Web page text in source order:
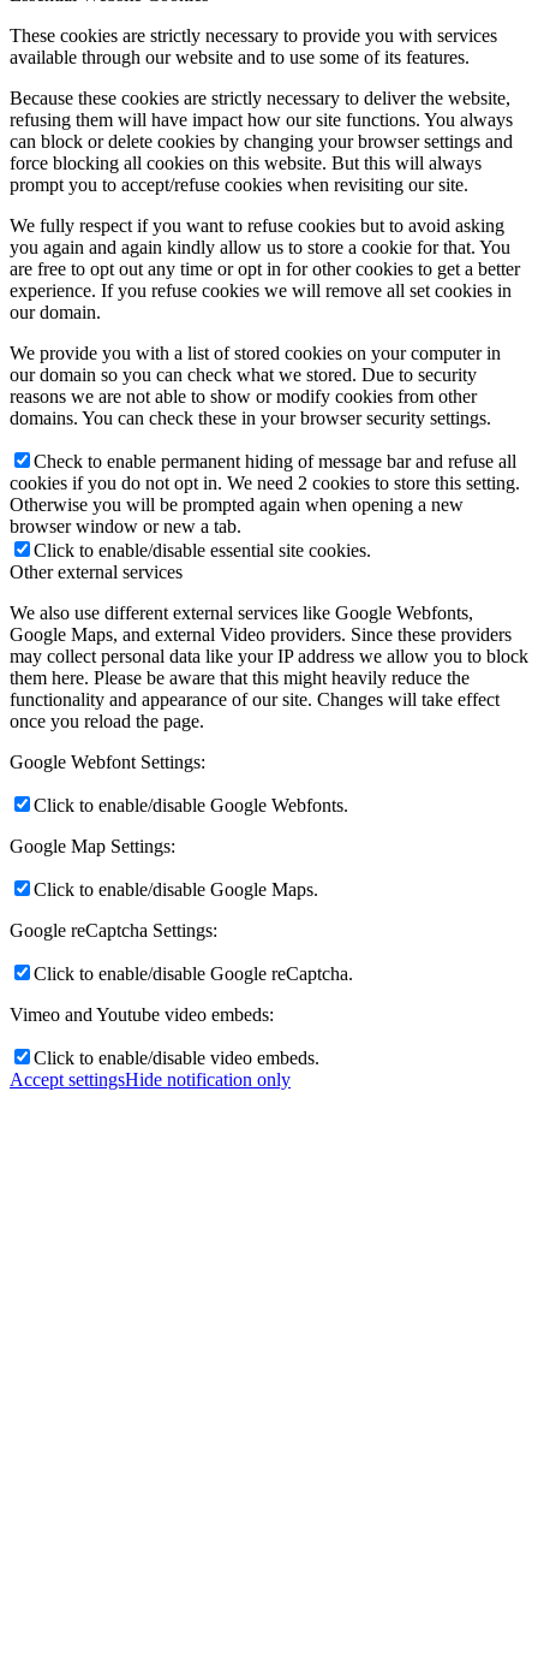
These cookies are strictly necessary to provide you with services
available through our website and to use some of its features.
Because these cookies are strictly necessary to deliver the website,
refusing them will have impact how our site functions. You always
can block or delete cookies by changing your browser settings and
force blocking all cookies on this website. But this will always
prompt you to accept/refuse cookies when revisiting our site.
We fully respect if you want to refuse cookies but to avoid asking
you again and again kindly allow us to store a cookie for that. You
are free to opt out any time or opt in for other cookies to get a better
experience. If you refuse cookies we will remove all set cookies in
our domain.
We provide you with a list of stored cookies on your computer in
our domain so you can check what we stored. Due to security
reasons we are not able to show or modify cookies from other
domains. You can check these in your browser security settings.
Check to enable permanent hiding of message bar and refuse all
cookies if you do not opt in. We need 2 cookies to store this setting.
Otherwise you will be prompted again when opening a new
browser window or new a tab.
Click to enable/disable essential site cookies.
Other external services
We also use different external services like Google Webfonts,
Google Maps, and external Video providers. Since these providers
may collect personal data like your IP address we allow you to block
them here. Please be aware that this might heavily reduce the
functionality and appearance of our site. Changes will take effect
once you reload the page.
Google Webfont Settings:
Click to enable/disable Google Webfonts.
Google Map Settings:
Click to enable/disable Google Maps.
Google reCaptcha Settings:
Click to enable/disable Google reCaptcha.
Vimeo and Youtube video embeds:
Click to enable/disable video embeds.
Accept settingsHide notification only